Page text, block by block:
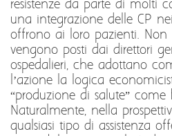
resistenze da parte di molti
una integrazione delle CP
offrono ai loro pazienti. Non
vengono posti dai direttori
ospedalieri, che adottano
l’azione la logica
“produzione di salute” come
Naturalmente, nella
qualsiasi tipo di assistenza